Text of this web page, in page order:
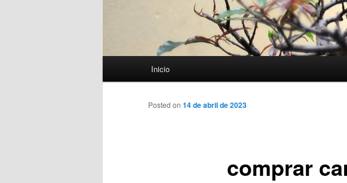
Inicio
comprar
Posted on 14 de abril de 2023